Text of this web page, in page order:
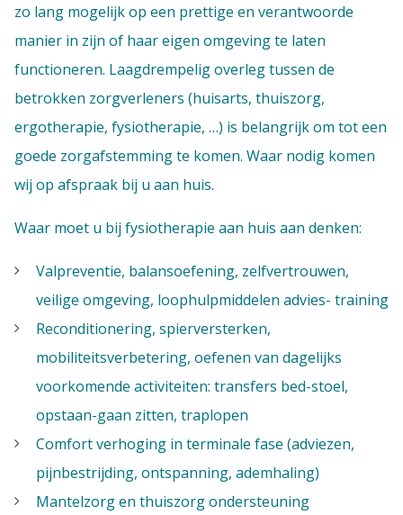
zo lang mogelijk op een prettige en verantwoorde
manier in zijn of haar eigen omgeving te laten
functioneren. Laagdrempelig overleg tussen de
betrokken zorgverleners (huisarts, thuiszorg,
ergotherapie, fysiotherapie, …) is belangrijk om tot een
goede zorgafstemming te komen. Waar nodig komen
wij op afspraak bij u aan huis.
Waar moet u bij fysiotherapie aan huis aan denken:
Valpreventie, balansoefening, zelfvertrouwen,
veilige omgeving, loophulpmiddelen advies- training
Reconditionering, spierversterken,
mobiliteitsverbetering, oefenen van dagelijks
voorkomende activiteiten: transfers bed-stoel,
opstaan-gaan zitten, traplopen
Comfort verhoging in terminale fase (adviezen,
pijnbestrijding, ontspanning, ademhaling)
Mantelzorg en thuiszorg ondersteuning